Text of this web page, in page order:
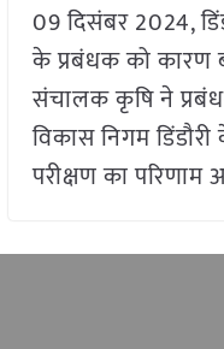
09 दिसंबर 2024,
के प्रबंधक को कारण
संचालक कृषि ने
विकास निगम
परीक्षण का परिणाम